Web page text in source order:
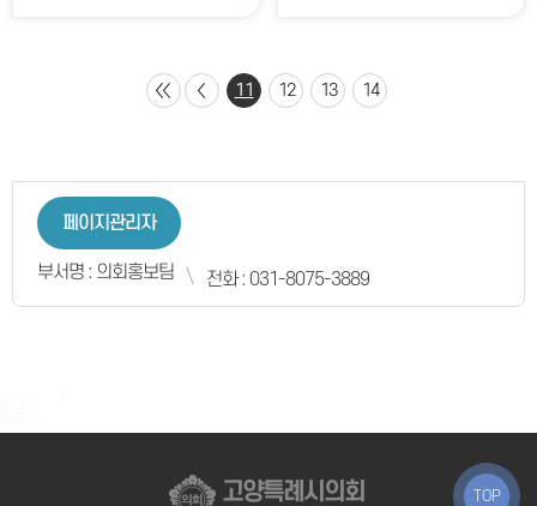
11 12 13 14
페이지관리자
부서명 : 의회홍보팀 전화 : 031-8075-3889
TOP
고양특례시의회